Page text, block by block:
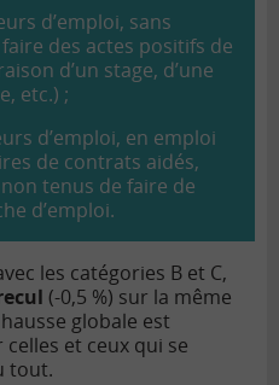
d’emploi, sans
des actes positifs de
d’un stage, d’une
etc.) ;
d’emploi, en emploi
de contrats aidés,
tenus de faire de
d’emploi.
les catégories B et C,
(-0,5 %) sur la même
globale est
et ceux qui se
tout.